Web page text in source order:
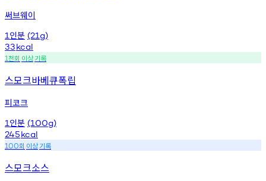
써브웨이
1 인분 (21g)
33kcal
1천회 이상기록
스모크바베큐폭립
피코크
1 인분 (100g)
245kcal
100회 이상기록
스모크소스